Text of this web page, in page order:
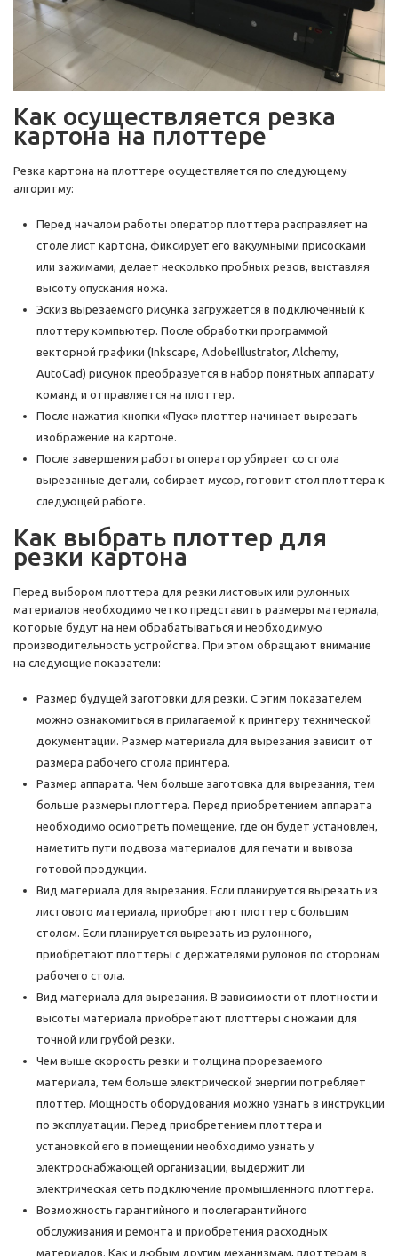
Как осуществляется резка
картона на плоттере
Резка картона на плоттере осуществляется по следующему
алгоритму:
Перед началом работы оператор плоттера расправляет на
столе лист картона, фиксирует его вакуумными присосками
или зажимами, делает несколько пробных резов, выставляя
высоту опускания ножа.
Эскиз вырезаемого рисунка загружается в подключенный к
плоттеру компьютер. После обработки программой
векторной графики (Inkscape, AdobeIllustrator, Alchemy,
AutoCad) рисунок преобразуется в набор понятных аппарату
команд и отправляется на плоттер.
После нажатия кнопки «Пуск» плоттер начинает вырезать
изображение на картоне.
После завершения работы оператор убирает со стола
вырезанные детали, собирает мусор, готовит стол плоттера к
следующей работе.
Как выбрать плоттер для
резки картона
Перед выбором плоттера для резки листовых или рулонных
материалов необходимо четко представить размеры материала,
которые будут на нем обрабатываться и необходимую
производительность устройства. При этом обращают внимание
на следующие показатели:
Размер будущей заготовки для резки. С этим показателем
можно ознакомиться в прилагаемой к принтеру технической
документации. Размер материала для вырезания зависит от
размера рабочего стола принтера.
Размер аппарата. Чем больше заготовка для вырезания, тем
больше размеры плоттера. Перед приобретением аппарата
необходимо осмотреть помещение, где он будет установлен,
наметить пути подвоза материалов для печати и вывоза
готовой продукции.
Вид материала для вырезания. Если планируется вырезать из
листового материала, приобретают плоттер с большим
столом. Если планируется вырезать из рулонного,
приобретают плоттеры с держателями рулонов по сторонам
рабочего стола.
Вид материала для вырезания. В зависимости от плотности и
высоты материала приобретают плоттеры с ножами для
точной или грубой резки.
Чем выше скорость резки и толщина прорезаемого
материала, тем больше электрической энергии потребляет
плоттер. Мощность оборудования можно узнать в инструкции
по эксплуатации. Перед приобретением плоттера и
установкой его в помещении необходимо узнать у
электроснабжающей организации, выдержит ли
электрическая сеть подключение промышленного плоттера.
Возможность гарантийного и послегарантийного
обслуживания и ремонта и приобретения расходных
материалов. Как и любым другим механизмам, плоттерам в